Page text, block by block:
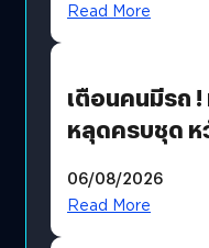
Read More
เตือนคนมีรถ
หลุดครบชุด
รหัสผ่านหลุด ไ
06/08/2026
Read More